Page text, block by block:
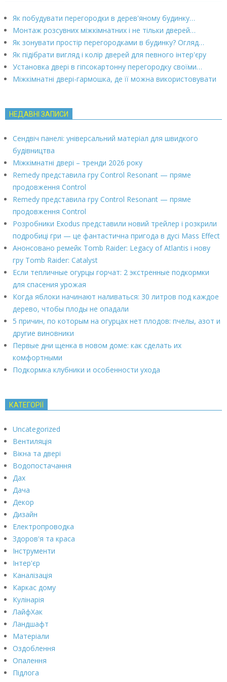
Як побудувати перегородки в дерев'яному будинку…
Монтаж розсувних міжкімнатних і не тільки дверей…
Як зонувати простір перегородками в будинку? Огляд…
Як підібрати вигляд і колір дверей для певного інтер'єру
Установка двері в гіпсокартонну перегородку своїми…
Міжкімнатні двері-гармошка, де її можна використовувати
НЕДАВНІ ЗАПИСИ
Сендвіч панелі: універсальний матеріал для швидкого
будівництва
Міжкімнатні двері – тренди 2026 року
Remedy представила гру Control Resonant — пряме
продовження Control
Remedy представила гру Control Resonant — пряме
продовження Control
Розробники Exodus представили новий трейлер і розкрили
подробиці гри — це фантастична пригода в дусі Mass Effect
Анонсовано ремейк Tomb Raider: Legacy of Atlantis і нову
гру Tomb Raider: Catalyst
Если тепличные огурцы горчат: 2 экстренные подкормки
для спасения урожая
Когда яблоки начинают наливаться: 30 литров под каждое
дерево, чтобы плоды не опадали
5 причин, по которым на огурцах нет плодов: пчелы, азот и
другие виновники
Первые дни щенка в новом доме: как сделать их
комфортными
Подкормка клубники и особенности ухода
КАТЕГОРІЇ
Uncategorized
Вентиляція
Вікна та двері
Водопостачання
Дах
Дача
Декор
Дизайн
Електропроводка
Здоров'я та краса
Інструменти
Інтер'єр
Каналізація
Каркас дому
Кулінарія
ЛайфХак
Ландшафт
Матеріали
Оздоблення
Опалення
Підлога